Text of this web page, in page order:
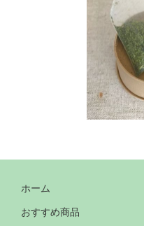
ホーム
おすすめ商品